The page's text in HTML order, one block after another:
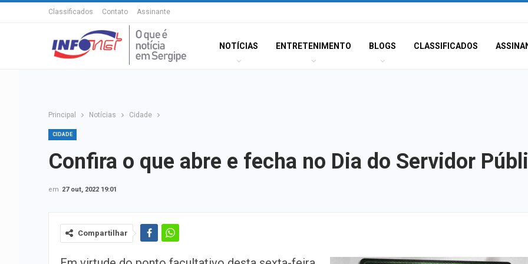
Classificados Contato Assinante
NOTÍCIAS ENTRETENIMENTO BLOGS CLASSIFICADOS
Principal Notícias Cidade
CIDADE
Confira o que abre e fecha no Dia do Servidor
em 27 out, 2022 19:01
Compartilhar
Câmara de